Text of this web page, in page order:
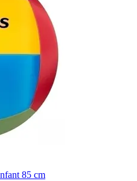
85 cm